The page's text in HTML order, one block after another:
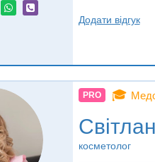
Додати відгук
PRO 🎓
косметолог